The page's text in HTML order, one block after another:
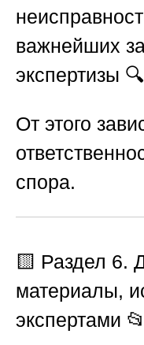
важнейших
экспертизы
От этого
спора.
🟨 Раздел 6.
материалы,
экспертами 📂